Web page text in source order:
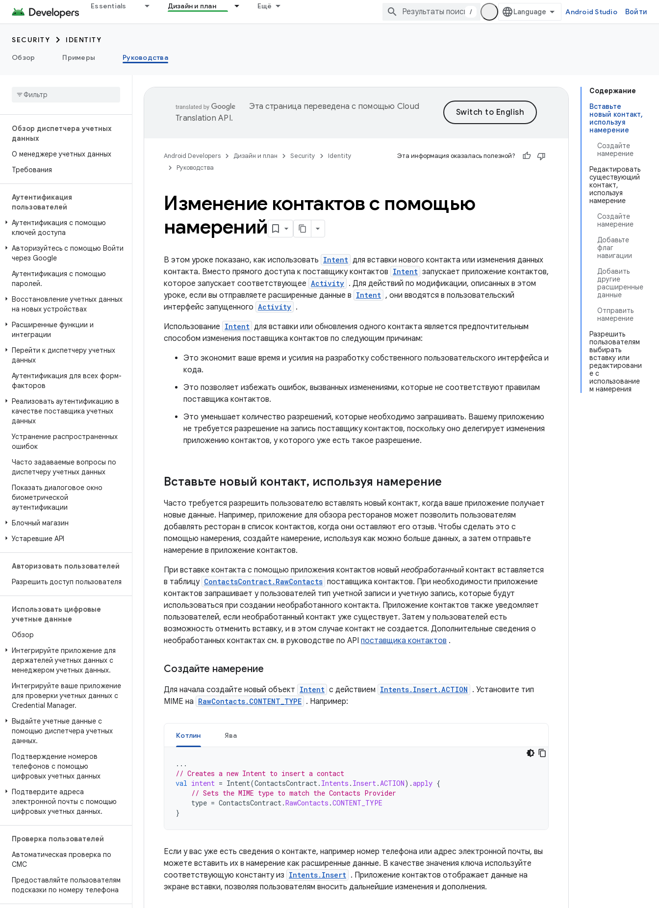
Essentials Дизайн и план Ещё
/ Android Studio Войти
SECURITY
IDENTITY
Обзор
Примеры Руководства
Обзор диспетчера учетных
данных
О менеджере учетных данных
Требования
Аутентификация
пользователей
Аутентификация с помощью
ключей доступа
Авторизуйтесь с помощью Войти
через Google
Аутентификация с помощью
паролей.
Восстановление учетных данных
на новых устройствах
Расширенные функции и
интеграции
Перейти к диспетчеру учетных
данных
Аутентификация для всех форм-
факторов
Реализовать аутентификацию в
качестве поставщика учетных
данных
Устранение распространенных
ошибок
Часто задаваемые вопросы по
диспетчеру учетных данных
Показать диалоговое окно
биометрической
аутентификации
Блочный магазин
Устаревшие API
Авторизовать пользователей
Разрешить доступ пользователя
Использовать цифровые
учетные данные
Обзор
Интегрируйте приложение для
держателей учетных данных с
менеджером учетных данных.
Интегрируйте ваше приложение
для проверки учетных данных с
Credential Manager.
Выдайте учетные данные с
помощью диспетчера учетных
данных.
Подтверждение номеров
телефонов с помощью
цифровых учетных данных
Подтвердите адреса
электронной почты с помощью
цифровых учетных данных.
Проверка пользователей
Автоматическая проверка по
СМС
Предоставляйте пользователям
подсказки по номеру телефона
Содержание
Вставьте
новый контакт,
используя
намерение
Создайте
намерение
Редактировать
существующий
контакт,
используя
намерение
Создайте
намерение
Добавьте
флаг
навигации
Добавить
другие
расширенные
данные
Отправить
намерение
Разрешить
пользователям
выбирать
вставку или
редактировани
е с
использование
м намерения
Эта страница переведена с помощью Cloud
Translation API.
Android Developers Дизайн и план Security
Identity
Руководства
Эта информация оказалась полезной?
Изменение контактов с помощью
намерений
В этом уроке показано, как использовать Intent для вставки нового контакта или изменения данных
контакта. Вместо прямого доступа к поставщику контактов Intent запускает приложение контактов,
которое запускает соответствующее Activity . Для действий по модификации, описанных в этом
уроке, если вы отправляете расширенные данные в Intent , они вводятся в пользовательский
интерфейс запущенного Activity .
Использование Intent для вставки или обновления одного контакта является предпочтительным
способом изменения поставщика контактов по следующим причинам:
Это экономит ваше время и усилия на разработку собственного пользовательского интерфейса и
кода.
Это позволяет избежать ошибок, вызванных изменениями, которые не соответствуют правилам
поставщика контактов.
Это уменьшает количество разрешений, которые необходимо запрашивать. Вашему приложению
не требуется разрешение на запись поставщику контактов, поскольку оно делегирует изменения
приложению контактов, у которого уже есть такое разрешение.
Вставьте новый контакт, используя намерение
Часто требуется разрешить пользователю вставлять новый контакт, когда ваше приложение получает
новые данные. Например, приложение для обзора ресторанов может позволить пользователям
добавлять ресторан в список контактов, когда они оставляют его отзыв. Чтобы сделать это с
помощью намерения, создайте намерение, используя как можно больше данных, а затем отправьте
намерение в приложение контактов.
При вставке контакта с помощью приложения контактов новый необработанный контакт вставляется
в таблицу ContactsContract.RawContacts поставщика контактов. При необходимости приложение
контактов запрашивает у пользователей тип учетной записи и учетную запись, которые будут
использоваться при создании необработанного контакта. Приложение контактов также уведомляет
пользователей, если необработанный контакт уже существует. Затем у пользователей есть
возможность отменить вставку, и в этом случае контакт не создается. Дополнительные сведения о
необработанных контактах см. в руководстве по API поставщика контактов .
Создайте намерение
Для начала создайте новый объект Intent с действием Intents.Insert.ACTION . Установите тип
MIME на RawContacts.CONTENT_TYPE . Например:
Котлин Ява
...
// Creates a new Intent to insert a contact
val intent = Intent(ContactsContract. Intents . Insert.ACTION).apply {
// Sets the MIME type to match the Contacts Provider
type = ContactsContract.RawContacts .CONTENT_TYPE
}
Если у вас уже есть сведения о контакте, например номер телефона или адрес электронной почты, вы
можете вставить их в намерение как расширенные данные. В качестве значения ключа используйте
соответствующую константу из Intents.Insert . Приложение контактов отображает данные на
экране вставки, позволяя пользователям вносить дальнейшие изменения и дополнения.